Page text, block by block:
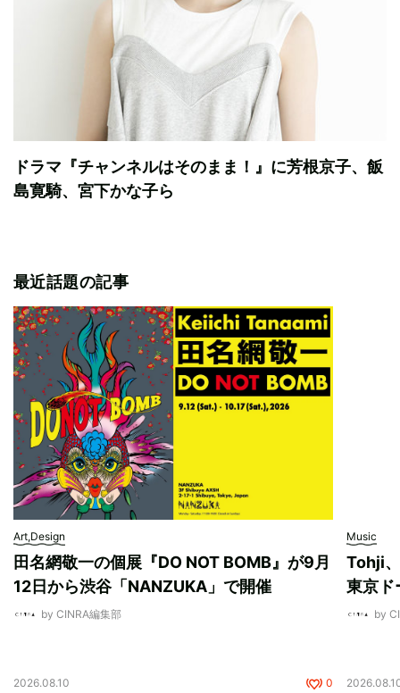
ドラマ『チャンネルはそのまま！』に芳根京子、飯
島寛騎、宮下かな子ら
最近話題の記事
Art,Design
田名網敬一の個展『DO NOT BOMB』が9月
12日から渋谷「NANZUKA」で開催
by CINRA編集部
2026.08.10 0
Music
Tohji
東京ド
by